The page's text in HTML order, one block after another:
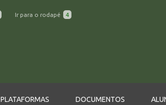
Ir para o rodapé 4
PLATAFORMAS DOCUMENTOS